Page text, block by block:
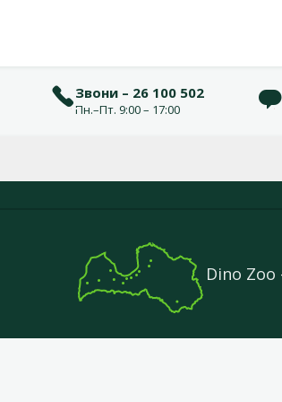
Звони – 26 100 502
Пн.–Пт. 9:00 – 17:00
Dino